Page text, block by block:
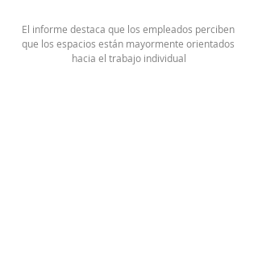
El informe destaca que los empleados perciben
que los espacios están mayormente orientados
hacia el trabajo individual